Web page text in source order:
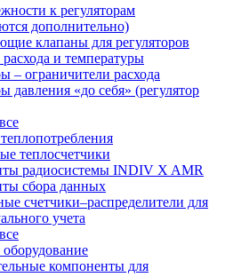
к регуляторам
дополнительно)
клапаны для регуляторов
расхода и температуры
– ограничители расхода
давления «до себя» (регулятор
теплосчетчики
радиосистемы INDIV X AMR
сбора данных
счетчики–распределители для
учета
компоненты для